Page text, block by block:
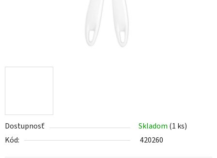
Dostupnosť Skladom (1 ks)
Kód:
420260